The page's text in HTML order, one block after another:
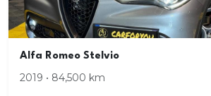
Pédalier et seuils de porte en
Eclairage d'ambiance (Cannocchiale
aérateurs latéraux et tunnel centrale)
Alfa Romeo Stelvio
2019 • 84,500 km